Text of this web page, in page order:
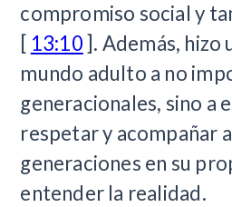
compromiso social y
[ 13:10]. Además, hizo
mundo adulto a no
generacionales, sino a
respetar y acompañar
generaciones en su
entender la realidad.